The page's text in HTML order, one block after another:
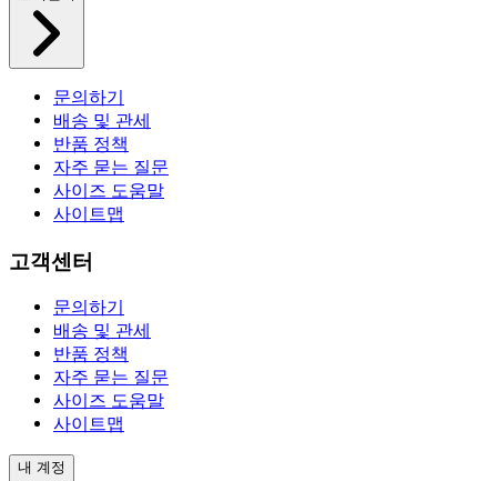
문의하기
배송 및 관세
반품 정책
자주 묻는 질문
사이즈 도움말
사이트맵
고객센터
문의하기
배송 및 관세
반품 정책
자주 묻는 질문
사이즈 도움말
사이트맵
내 계정